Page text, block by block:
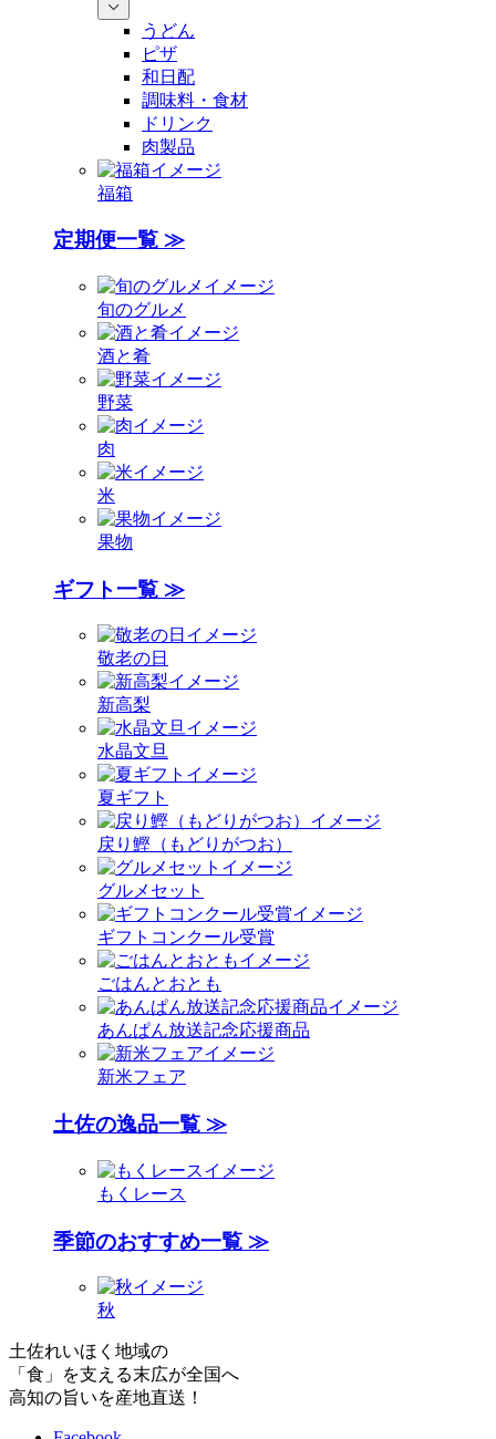
うどん
ピザ
和日配
調味料・食材
ドリンク
肉製品
福箱
定期便一覧 ≫
旬のグルメ
酒と肴
野菜
肉
米
果物
ギフト一覧 ≫
敬老の日
新高梨
水晶文旦
夏ギフト
戻り鰹（もどりがつお）
グルメセット
ギフトコンクール受賞
ごはんとおとも
あんぱん放送記念応援商品
新米フェア
土佐の逸品一覧 ≫
もくレース
季節のおすすめ一覧 ≫
秋
土佐れいほく地域の
「食」を支える末広が全国へ
高知の旨いを産地直送！